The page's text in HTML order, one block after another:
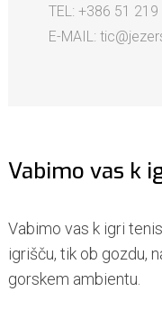
TEL: +386 51
E-MAIL:
Vabimo vas k
Vabimo vas k igri
igrišču, tik ob gozdu,
gorskem ambientu.